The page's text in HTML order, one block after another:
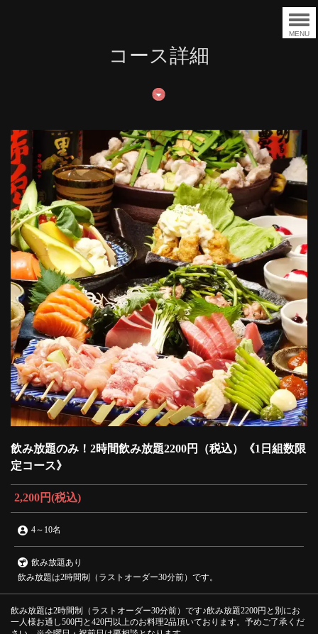
MENU
コース詳細
飲み放題のみ！2時間飲み放題2200円（税込）《1日組数限
定コース》
2,200円(税込)
4～ 10名
飲み放題あり
飲み放題は2時間制（ラストオーダー30分前）です。
飲み放題は2時間制（ラストオーダー30分前）です♪飲み放題2200円と別にお
一人様お通し500円と420円以上のお料理2品頂いております。予めご了承くだ